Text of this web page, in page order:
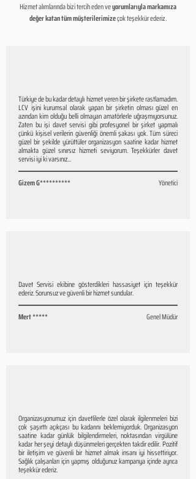
Hizmet alımlarında bizi tercih eden veyorumlarıyla markamıza
değer katan tüm müşterilerimizeçok teşekkür ederiz.
Türkiye de bu kadar detaylı hizmet veren bir şirkete rastlamadım.
LCV işini kurumsal olarak yapan bir şirketin olması güzel en
azından kim olduğu belli olmayan amatörlerle uğraşmıyorsunuz.
Zaten bu işi davet servisi gibi profesyonel bir şirket yapmalı
çünkü kişisel verilerin güvenliği önemli şakası yok. Tüm süreci
güzel bir şekilde yürüttüler organizasyon saatine kadar hizmet
almakta güzel sınırsız hizmeti seviyorum. Teşekkürler davet
servisi iyi ki varsınız...
Gizem G********** Yönetici
Davet Servisi ekibine gösterdikleri hassasiyet için teşekkür
ederiz. Sorunsuz ve güvenli bir hizmet sundular.
Mert ***** Genel Müdür
Organizasyonumuz için davetlilerle özel olarak ilgilenmeleri bizi
çok şaşırttı açıkçası bu kadarını beklemiyorduk. Organizasyon
saatine kadar günlük bilgilendirmeleri, noktasından virgülüne
kadar her şeyi detaylı düşünmeleri gerçekten takdir edilir. Pozitif
bir iletişim ve güvenli bir hizmet almak insanı iyi hissettiriyor.
Sağlık çalışanları için yapmış olduğunuz kampanya içinde ayrıca
teşekkür ederiz.